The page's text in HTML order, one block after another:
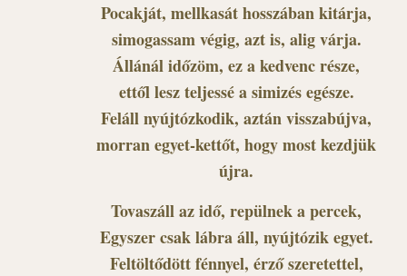
Pocakját, mellkasát hosszában kitárja,
simogassam végig, azt is, alig várja.
Állánál időzöm, ez a kedvenc része,
ettől lesz teljessé a simizés egésze.
Feláll nyújtózkodik, aztán visszabújva,
morran egyet-kettőt, hogy most kezdjük
újra.
Tovaszáll az idő, repülnek a percek,
Egyszer csak lábra áll, nyújtózik egyet.
Feltöltődött fénnyel, érző szeretettel,